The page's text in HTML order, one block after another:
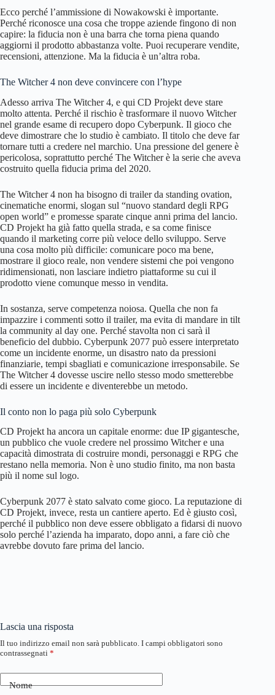
Ecco perché l’ammissione di Nowakowski è importante.
Perché riconosce una cosa che troppe aziende fingono di non
capire: la fiducia non è una barra che torna piena quando
aggiorni il prodotto abbastanza volte. Puoi recuperare vendite,
recensioni, attenzione. Ma la fiducia è un’altra roba.
The Witcher 4 non deve convincere con l’hype
Adesso arriva The Witcher 4, e qui CD Projekt deve stare
molto attenta. Perché il rischio è trasformare il nuovo Witcher
nel grande esame di recupero dopo Cyberpunk. Il gioco che
deve dimostrare che lo studio è cambiato. Il titolo che deve far
tornare tutti a credere nel marchio. Una pressione del genere è
pericolosa, soprattutto perché The Witcher è la serie che aveva
costruito quella fiducia prima del 2020.
The Witcher 4 non ha bisogno di trailer da standing ovation,
cinematiche enormi, slogan sul “nuovo standard degli RPG
open world” e promesse sparate cinque anni prima del lancio.
CD Projekt ha già fatto quella strada, e sa come finisce
quando il marketing corre più veloce dello sviluppo. Serve
una cosa molto più difficile: comunicare poco ma bene,
mostrare il gioco reale, non vendere sistemi che poi vengono
ridimensionati, non lasciare indietro piattaforme su cui il
prodotto viene comunque messo in vendita.
In sostanza, serve competenza noiosa. Quella che non fa
impazzire i commenti sotto il trailer, ma evita di mandare in tilt
la community al day one. Perché stavolta non ci sarà il
beneficio del dubbio. Cyberpunk 2077 può essere interpretato
come un incidente enorme, un disastro nato da pressioni
finanziarie, tempi sbagliati e comunicazione irresponsabile. Se
The Witcher 4 dovesse uscire nello stesso modo smetterebbe
di essere un incidente e diventerebbe un metodo.
Il conto non lo paga più solo Cyberpunk
CD Projekt ha ancora un capitale enorme: due IP gigantesche,
un pubblico che vuole credere nel prossimo Witcher e una
capacità dimostrata di costruire mondi, personaggi e RPG che
restano nella memoria. Non è uno studio finito, ma non basta
più il nome sul logo.
Cyberpunk 2077 è stato salvato come gioco. La reputazione di
CD Projekt, invece, resta un cantiere aperto. Ed è giusto così,
perché il pubblico non deve essere obbligato a fidarsi di nuovo
solo perché l’azienda ha imparato, dopo anni, a fare ciò che
avrebbe dovuto fare prima del lancio.
Lascia una risposta
Il tuo indirizzo email non sarà pubblicato. I campi obbligatori sono
contrassegnati *
Nome